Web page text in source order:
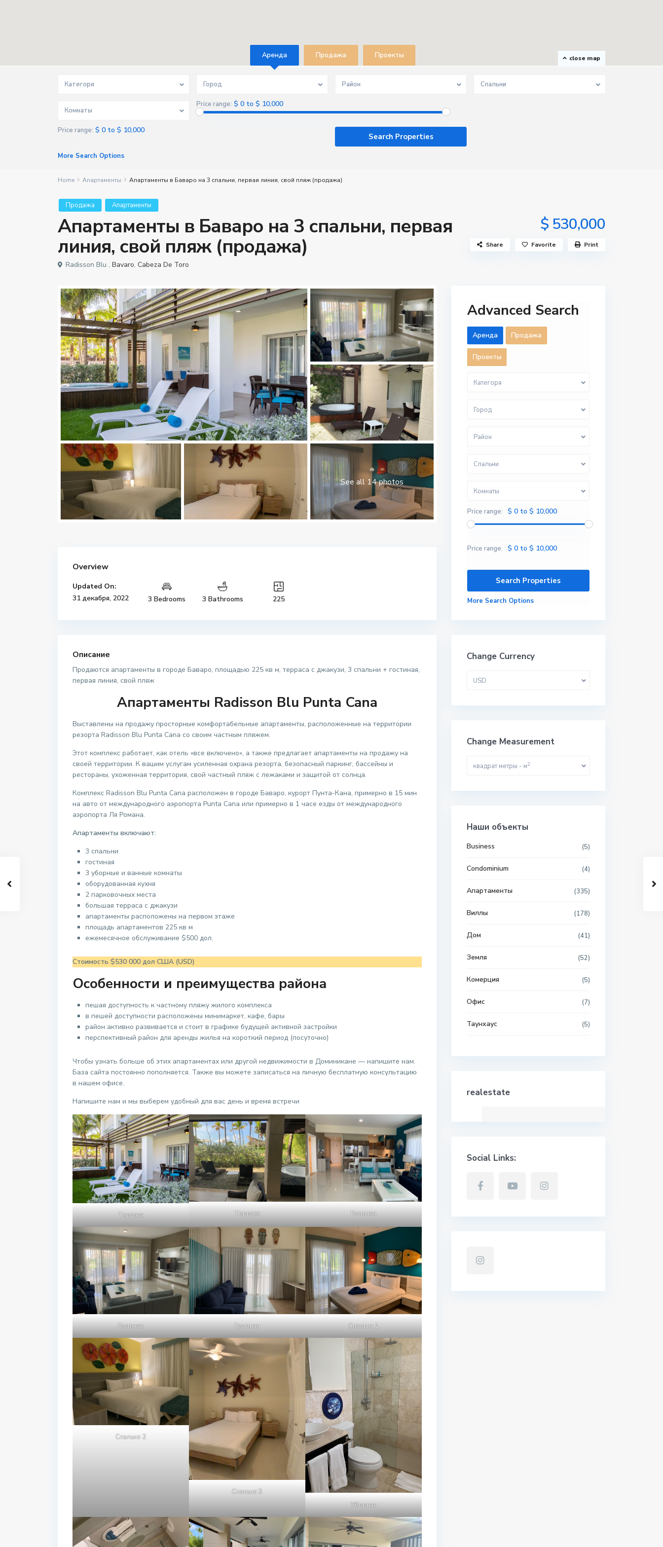
close map
Aренда Продажа Проекты
Категоря Город Район Спальни
Комнаты
Price range: $ 0 to $ 10,000
Price range: $ 0 to $ 10,000
More Search Options
Home Апартаменты Апартаменты в Баваро на 3 спальни, первая линия, свой пляж (продажа)
Продажа Апартаменты
Апартаменты в Баваро на 3 спальни, первая
линия, свой пляж (продажа)
$ 530,000
Radisson Blu , Bavaro, Cabeza De Toro
Share Favorite Print
See all 14 photos
Overview
Updated On:
31 декабря, 2022
3 Bedrooms 3 Bathrooms 225
Описание
Продаются апартаменты в городе Баваро, площадью 225 кв м, терраса с джакузи, 3 спальни + гостиная,
первая линия, свой пляж
Апартаменты Radisson Blu Punta Cana
Выставлены на продажу просторные комфортабельные апартаменты, расположенные на территории
резорта Radisson Blu Punta Cana со своим частным пляжем.
Этот комплекс работает, как отель «все включено», а также предлагает апартаменты на продажу на
своей территории. К вашим услугам усиленная охрана резорта, безопасный паркинг, бассейны и
рестораны, ухоженная территория, свой частный пляж с лежаками и защитой от солнца.
Комплекс Radisson Blu Punta Cana расположен в городе Баваро, курорт Пунта-Кана, примерно в 15 мин
на авто от международного аэропорта Punta Cana или примерно в 1 часе езды от международного
аэропорта Ля Романа.
Апартаменты включают:
3 спальни
гостиная
3 уборные и ванные комнаты
оборудованная кухня
2 парковочных места
большая терраса с джакузи
апартаменты расположены на первом этаже
площадь апартаментов 225 кв м
ежемесячное обслуживание $500 дол.
Стоимость $530 000 дол США (USD)
Особенности и преимущества района
пешая доступность к частному пляжу жилого комплекса
в пешей доступности расположены минимаркет, кафе, бары
район активно развивается и стоит в графике будущей активной застройки
перспективный район для аренды жилья на короткий период (посуточно)
Чтобы узнать больше об этих апартаментах или другой недвижимости в Доминикане — напишите нам.
База сайта постоянно пополняется. Также вы можете записаться на личную бесплатную консультацию
в нашем офисе.
Напишите нам и мы выберем удобный для вас день и время встречи
Терраса Терраса Гостиная
Гостиная Гостиная Спальня 1
Спальня 2
Спальня 3
Уборная
Advanced Search
Aренда Продажа
Проекты
Категоря
Город
Район
Спальни
Комнаты
Price range: $ 0 to $ 10,000
Price range: $ 0 to $ 10,000
More Search Options
Change Currency
USD
Change Measurement
квадрат метры - м2
Наши объекты
Business (5)
Condominium (4)
Апартаменты (335)
Виллы (178)
Дом (41)
Земля (52)
Комерция (5)
Офис (7)
Таунхаус (5)
realestate
Social Links: